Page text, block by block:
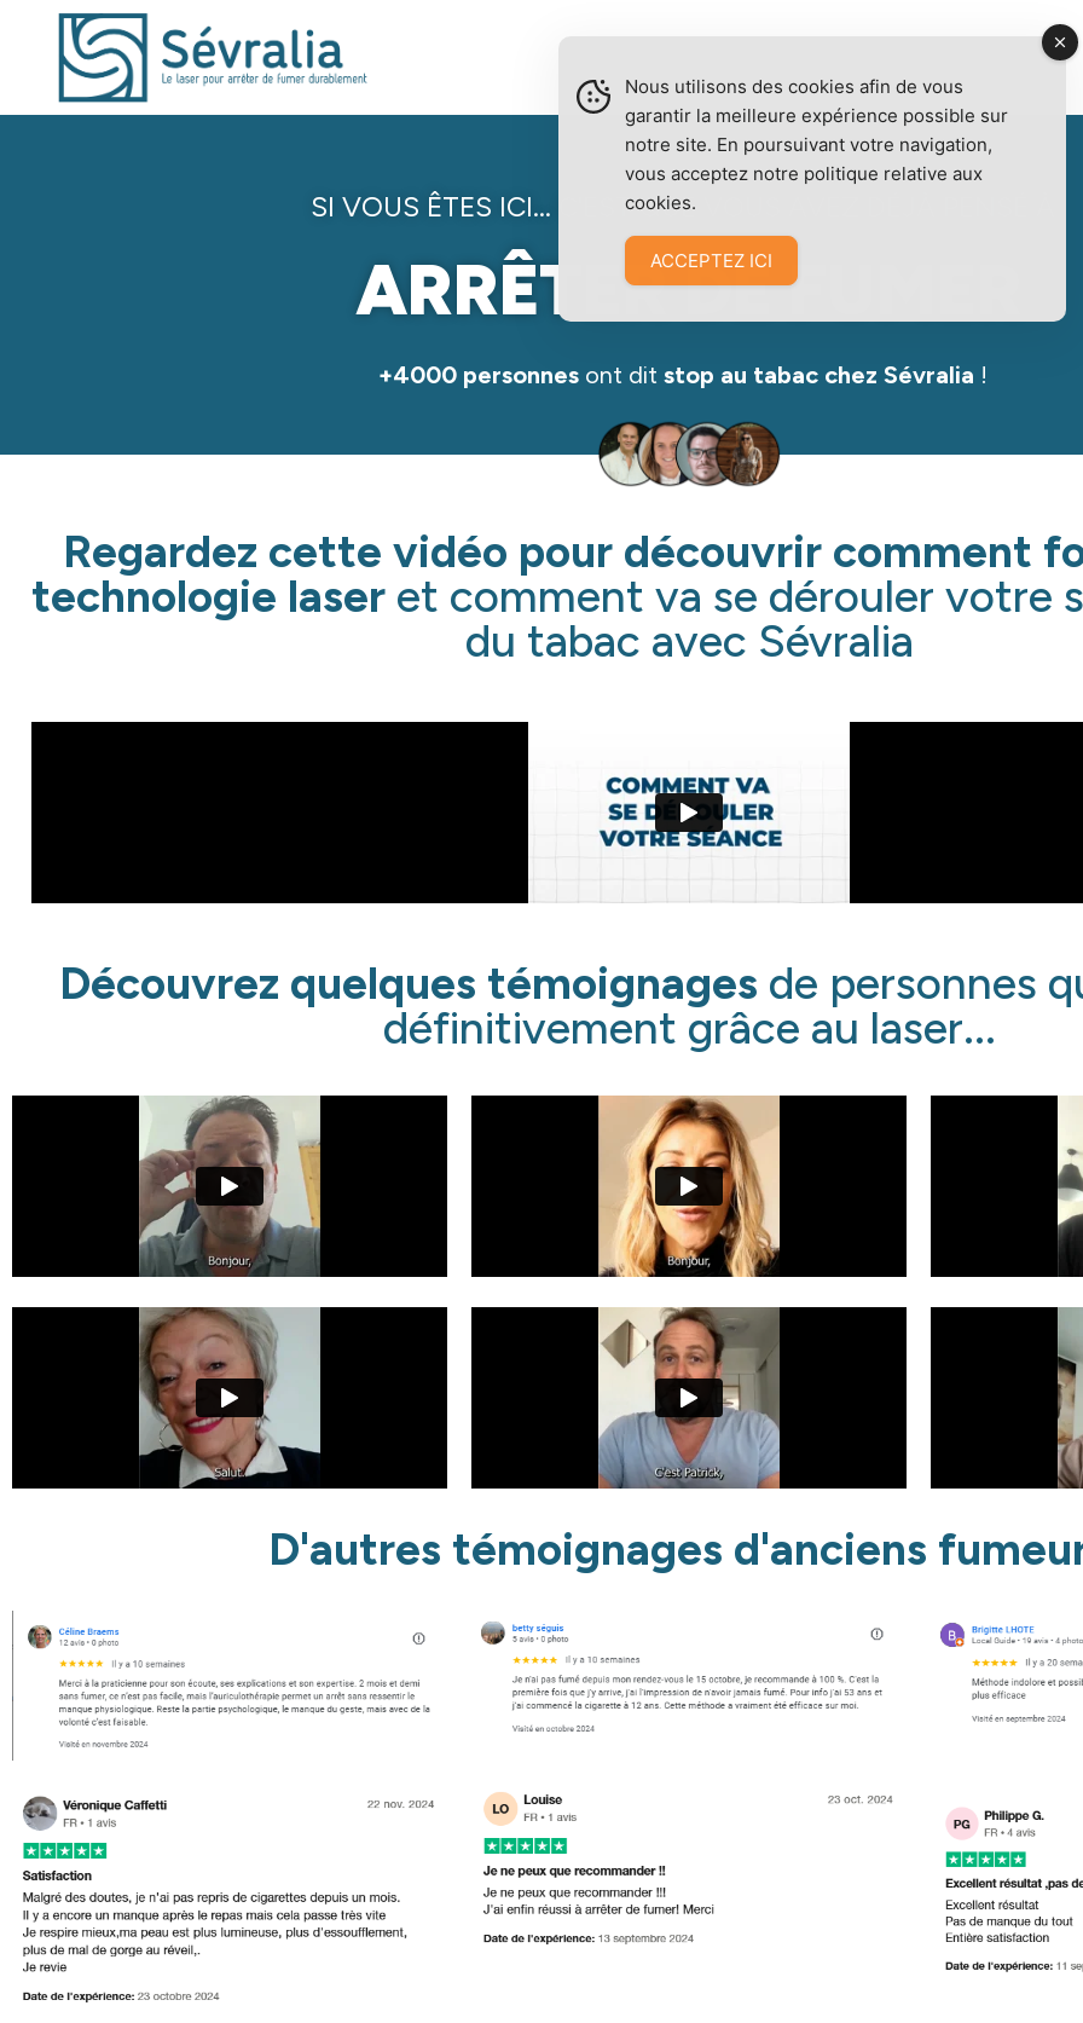
SI VOUS ÊTES ICI... C'EST QUE VOUS AVEZ DÉJÀ PENSÉ À
ARRÊTER DE FUMER
+4000 personnesont dit stop au tabac chez Sévralia !
Regardez cette vidéo pour découvrir comment
technologie laseret comment va se dérouler votre
du tabac avec Sévralia
Découvrez quelques témoignages de personnes
définitivement grâce au laser...
D'autres témoignages d'anciens
Nous utilisons des cookies afin de vous
garantir la meilleure expérience possible sur
notre site. En poursuivant votre navigation,
vous acceptez notre politique relative aux
cookies.
ACCEPTEZ ICI